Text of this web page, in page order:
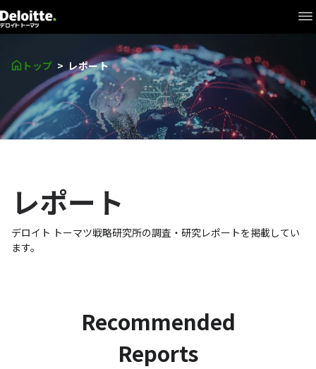
What's New
シンクタンク +
Interview
研究員
トップ レポート
レポート
デロイト トーマツ戦略研究所の調査・研究レポートを掲載してい
ます。
Recommended
Reports